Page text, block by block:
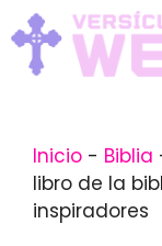
Skip
to
content
Inicio - Biblia
libro de la
inspiradores